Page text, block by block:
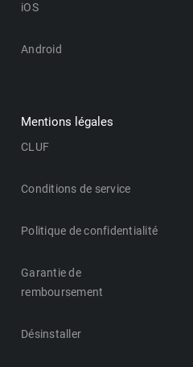
iOS
Android
Mentions légales
CLUF
Conditions de service
Politique de confidentialité
Garantie de
remboursement
Désinstaller